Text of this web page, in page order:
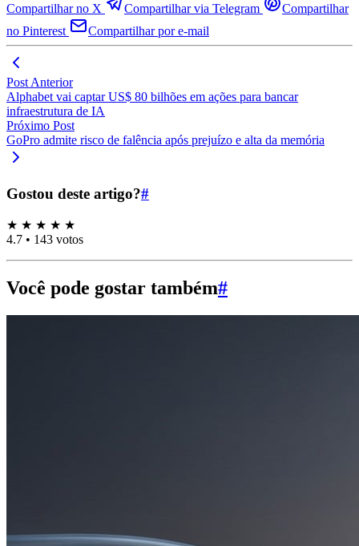
Compartilhar no X
Compartilhar via Telegram
Compartilhar
no Pinterest
Compartilhar por e-mail
Post Anterior
Alphabet vai captar US$ 80 bilhões em ações para bancar
infraestrutura de IA
Próximo Post
GoPro admite risco de falência após prejuízo e alta da memória
Gostou deste artigo?#
★ ★ ★ ★ ★
4.7 • 143 votos
Você pode gostar também#